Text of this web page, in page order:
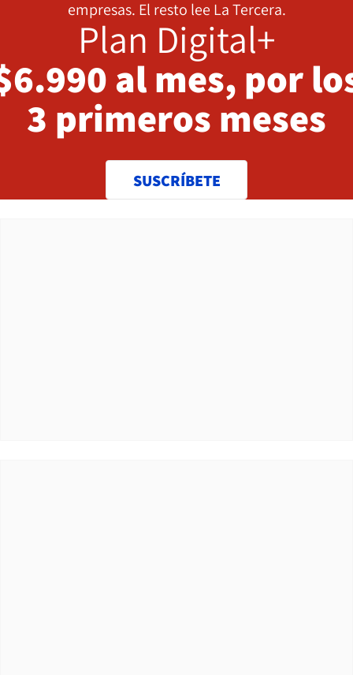
empresas. El resto lee La Tercera.
Plan Digital+
al mes, por
3 primeros meses
SUSCRÍBETE